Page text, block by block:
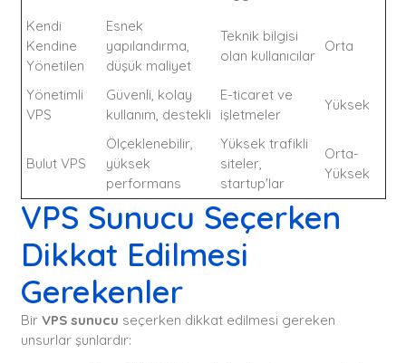
Kendi
Kendine
Yönetilen
Esnek
yapılandırma,
düşük maliyet
Teknik bilgisi
olan kullanıcılar
Orta
Yönetimli
VPS
Güvenli, kolay
kullanım, destekli
E-ticaret ve
işletmeler
Yüksek
Bulut VPS
Ölçeklenebilir,
yüksek
performans
Yüksek trafikli
siteler,
startup'lar
Orta-
Yüksek
VPS Sunucu Seçerken
Dikkat Edilmesi
Gerekenler
Bir VPS sunucu seçerken dikkat edilmesi gereken
unsurlar şunlardır: